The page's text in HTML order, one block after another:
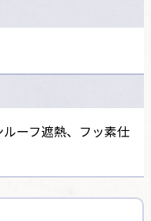
ーフ遮熱、フッ素仕